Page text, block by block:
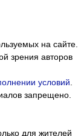
на сайте.
зрения авторов
условий
запрещено.
для жителей